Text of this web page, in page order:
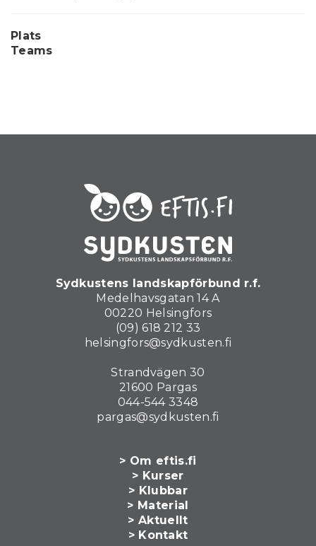
Plats
Teams
Sydkustens landskapförbund r.f.
Medelhavsgatan 14 A
00220 Helsingfors
(09) 618 212 33
helsingfors@sydkusten.fi
Strandvägen 30
21600 Pargas
044-544 3348
pargas@sydkusten.fi
> Om eftis.fi
> Kurser
> Klubbar
> Material
> Aktuellt
> Kontakt